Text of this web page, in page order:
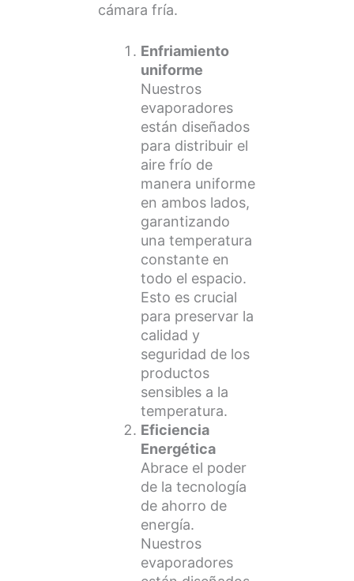
cámara fría.
Enfriamiento
uniforme
Nuestros
evaporadores
están diseñados
para distribuir el
aire frío de
manera uniforme
en ambos lados,
garantizando
una temperatura
constante en
todo el espacio.
Esto es crucial
para preservar la
calidad y
seguridad de los
productos
sensibles a la
temperatura.
Eficiencia
Energética
Abrace el poder
de la tecnología
de ahorro de
energía.
Nuestros
evaporadores